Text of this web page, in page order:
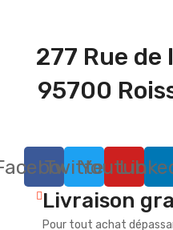
277 Rue de
95700
TwitterYoutube
Livraison
Pour tout achat